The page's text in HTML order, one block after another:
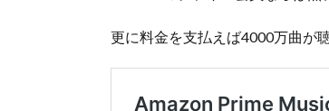
更に料金を支払えば4000万曲が